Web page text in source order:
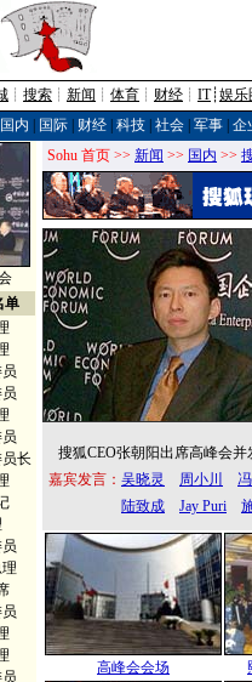
┊ 搜索 ┊ 新闻 ┊ 体育 ┊ 财经 ┊ IT┊ 娱乐
国内 国际| 财经| 科技| 社会| 军事| 企
单
长
Sohu 首页 >> 新闻 >> 国内 >>
搜狐CEO张朝阳出席高峰会并
嘉宾发言： 吴晓灵 周小川
陆致成
Jay Puri
高峰会会场